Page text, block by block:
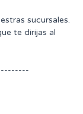
sucursales.
te dirijas al